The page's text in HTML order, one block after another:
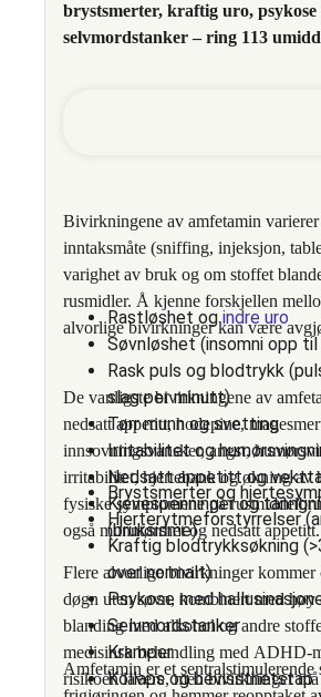
brystsmerter, kraftig uro, psykose
selvmordstanker – ring 113
Bivirkningene av amfetamin varierer
inntaksmåte (sniffing, injeksjon,
varighet av bruk og om stoffet
rusmidler. Å kjenne forskjellen
alvorlige bivirkninger kan være
Rastløshet ogindre uro
Søvnløshet (insomni opp
Rask puls og blodtrykk
slag per minutt)
Tørr munn og svetting
Irritabilitet og
Nedsatt appetitt og
Kjevespenninger og
(bruksisme)
De vanligste bivirkningene av
nedsatt appetitt, hodepine,
innsovningsvansker, angst,
irritabilitet, hjertebank og økning av
fysiske symptomene på
også munntørrhet og nedsatt appetitt.
Brystsmerter og
Hjerterytmeforstyrrelser
Kraftig blodtrykksøkning
over normalt)
Psykose med
Selvmordstanker
Kramper
Kollaps og bevissthetstap
Flere alvorlige bivirkninger kommer
døgn uten søvn, kombinert med høy
blanding med alkohol og andre
medisinsk behandling med ADHD-
risikoen lavere, men bivirkninger
Amfetamin er et sentralstimulerende